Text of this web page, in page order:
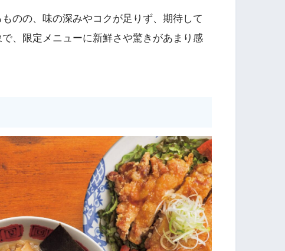
のの、味の深みやコクが足りず、期待して
、限定メニューに新鮮さや驚きがあまり感